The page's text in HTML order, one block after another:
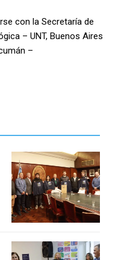
con la Secretaría de
– UNT, Buenos Aires
–